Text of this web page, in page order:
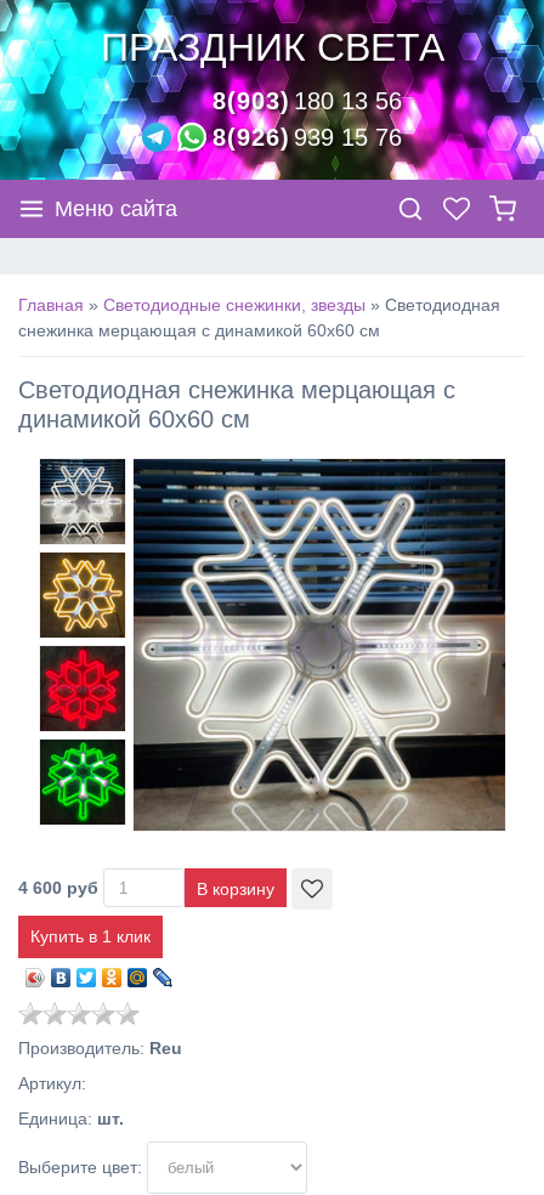
ПРАЗДНИК СВЕТА
8(903)180 13 56
8(926)939 15 76
Меню сайта
Главная » Светодиодные снежинки, звезды » Светодиодная
снежинка мерцающая с динамикой 60х60 см
Светодиодная снежинка мерцающая с
динамикой 60х60 см
4 600 руб
Купить в 1 клик
Производитель: Reu
Артикул:
Единица: шт.
Выберите цвет: